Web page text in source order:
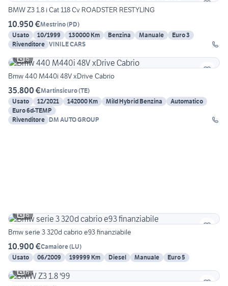
BMW Z3 1.8 i Cat 118 Cv ROADSTER RESTYLING
10.950 €Mestrino(PD)
Usato
10/1999 130000 Km Benzina Manuale
Euro 3
Rivenditore VINILE CARS
6
Bmw 440 M440i 48V xDrive Cabrio
35.800 €Martinsicuro(TE)
Usato
12/2021 142000 Km Mild Hybrid Benzina
Automatico
Euro 6d-TEMP
Rivenditore DM AUTO GROUP
6
Bmw serie 3 320d cabrio e93 finanziabile
10.900 €Camaiore(LU)
Usato
06/2009 199999 Km Diesel Manuale
Euro 5
6